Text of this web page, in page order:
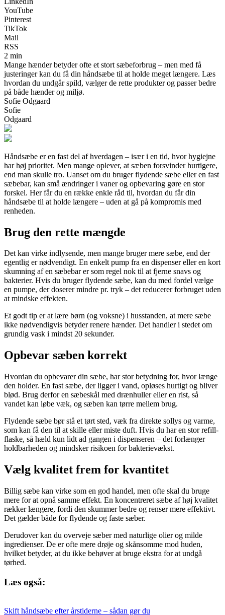
YouTube
Pinterest
TikTok
Mail
RSS
2 min
Mange hænder betyder ofte et stort sæbeforbrug – men med få
justeringer kan du få din håndsæbe til at holde meget længere. Læs
hvordan du undgår spild, vælger de rette produkter og passer bedre
på både hænder og miljø.
Sofie Odgaard
Sofie
Odgaard
Håndsæbe er en fast del af hverdagen – især i en tid, hvor hygiejne
har høj prioritet. Men mange oplever, at sæben forsvinder hurtigere,
end man skulle tro. Uanset om du bruger flydende sæbe eller en fast
sæbebar, kan små ændringer i vaner og opbevaring gøre en stor
forskel. Her får du en række enkle råd til, hvordan du får din
håndsæbe til at holde længere – uden at gå på kompromis med
renheden.
Brug den rette mængde
Det kan virke indlysende, men mange bruger mere sæbe, end der
egentlig er nødvendigt. En enkelt pump fra en dispenser eller en kort
skumning af en sæbebar er som regel nok til at fjerne snavs og
bakterier. Hvis du bruger flydende sæbe, kan du med fordel vælge
en pumpe, der doserer mindre pr. tryk – det reducerer forbruget uden
at mindske effekten.
Et godt tip er at lære børn (og voksne) i husstanden, at mere sæbe
ikke nødvendigvis betyder renere hænder. Det handler i stedet om
grundig vask i mindst 20 sekunder.
Opbevar sæben korrekt
Hvordan du opbevarer din sæbe, har stor betydning for, hvor længe
den holder. En fast sæbe, der ligger i vand, opløses hurtigt og bliver
blød. Brug derfor en sæbeskål med drænhuller eller en rist, så
vandet kan løbe væk, og sæben kan tørre mellem brug.
Flydende sæbe bør stå et tørt sted, væk fra direkte sollys og varme,
som kan få den til at skille eller miste duft. Hvis du har en stor refill-
flaske, så hæld kun lidt ad gangen i dispenseren – det forlænger
holdbarheden og mindsker risikoen for bakterievækst.
Vælg kvalitet frem for kvantitet
Billig sæbe kan virke som en god handel, men ofte skal du bruge
mere for at opnå samme effekt. En koncentreret sæbe af høj kvalitet
rækker længere, fordi den skummer bedre og renser mere effektivt.
Det gælder både for flydende og faste sæber.
Derudover kan du overveje sæber med naturlige olier og milde
ingredienser. De er ofte mere drøje og skånsomme mod huden,
hvilket betyder, at du ikke behøver at bruge ekstra for at undgå
tørhed.
Læs også:
Skift håndsæbe efter årstiderne – sådan gør du